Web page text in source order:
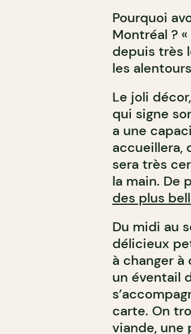
Pourquoi
Montréal ?
depuis très
les
Le joli
qui signe
a une
accueillera,
sera très
la main. De
des plus
Du midi au
délicieux
à changer à
un éventail
carte. On
viande, une